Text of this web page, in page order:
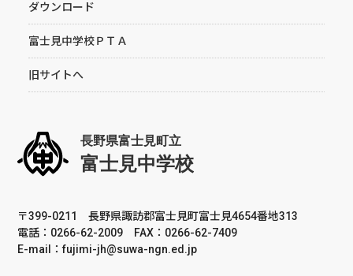
〒399-0211 長野県諏訪郡富士見町富士見4654番地313
電話：0266-62-2009 FAX：0266-62-7409
E-mail：fujimi-jh@suwa-ngn.ed.jp
ダウンロード
富士見中学校ＰＴＡ
旧サイトへ